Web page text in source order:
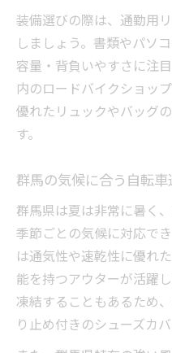
か徹底整理
自転車通勤で必
ント
群馬の自転車
自転車通勤の必
ヘルメット着用
る影響
ロードバイクの魅
活の秘訣
自転車通勤で選
魅力
装備選びの際は、通勤用
しましょう。書類やパソ
容量・背負いやすさに注
内のロードバイクショッ
優れたリュックやバッグ
す。
群馬の気候に合う自転
群馬県は夏は非常に暑く
季節ごとの気候に対応で
は通気性や速乾性に優れ
能を持つアウターが活躍
凍結することもあるため
り止め付きのシューズカ